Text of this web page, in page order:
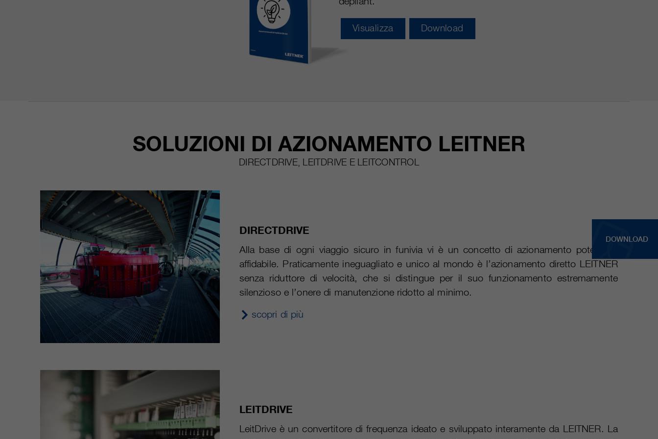
Visualizza Download
DOWNLOAD
SOLUZIONI DI AZIONAMENTO LEITNER
DIRECTDRIVE, LEITDRIVE E LEITCONTROL
DIRECTDRIVE
Alla base di ogni viaggio sicuro in funivia vi è un concetto di azionamento potente e
affidabile. Praticamente ineguagliato e unico al mondo è l’azionamento diretto LEITNER
senza riduttore di velocità, che si distingue per il suo funzionamento estremamente
silenzioso e l’onere di manutenzione ridotto al minimo.
scopri di più
LEITDRIVE
LeitDrive è un convertitore di frequenza ideato e sviluppato interamente da LEITNER. La